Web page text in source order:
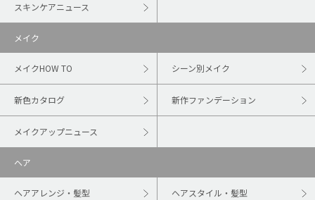
スキンケアニュース
メイク
メイクHOW TO シーン別メイク
新色カタログ 新作ファンデーション
メイクアップニュース
ヘア
ヘアアレンジ・髪型 ヘアスタイル・髪型